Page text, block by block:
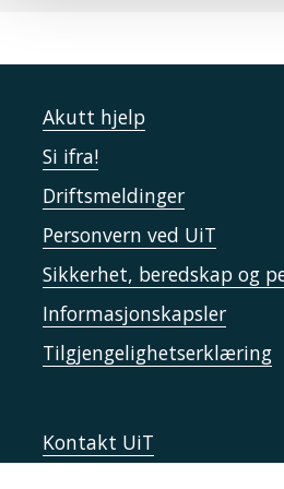
Akutt hjelp
Si ifra!
Driftsmeldinger
Personvern ved UiT
Sikkerhet, beredskap og
Informasjonskapsler
Tilgjengelighetserklæring
Kontakt UiT